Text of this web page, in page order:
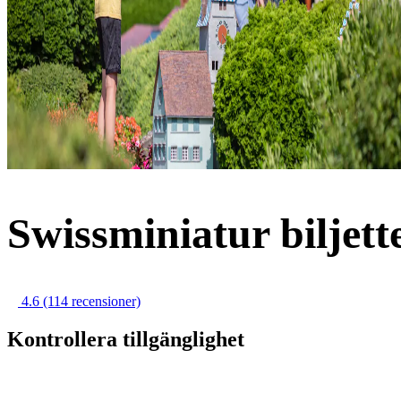
Swissminiatur
4.6 (114 recensioner)
Kontrollera tillgänglighet